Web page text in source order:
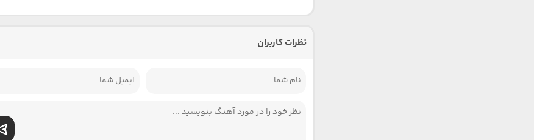
نظرات کاربران